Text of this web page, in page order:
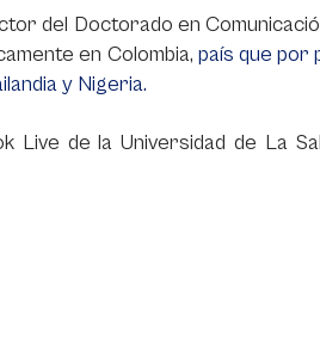
del Doctorado en
en Colombia, país que por
y Nigeria.
de la Universidad de La